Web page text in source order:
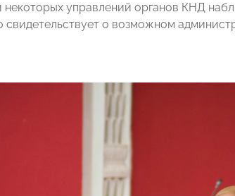
управлений органов КНД
свидетельствует о возможном